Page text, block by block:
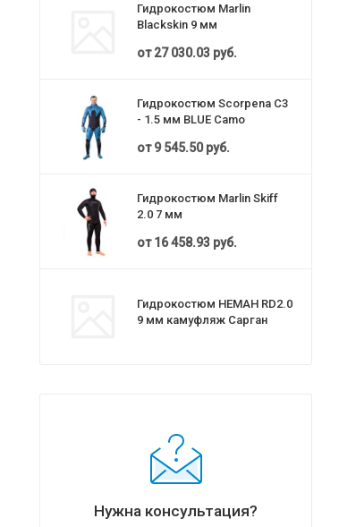
Гидрокостюм Marlin
Blackskin 9 мм
от27 030.03 руб.
Гидрокостюм Scorpena C3
- 1.5 мм BLUE Camo
от9 545.50 руб.
Гидрокостюм Marlin Skiff
2.0 7 мм
от16 458.93 руб.
Гидрокостюм НЕМАН RD2.0
9 мм камуфляж Сарган
Нужна консультация?